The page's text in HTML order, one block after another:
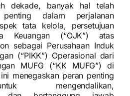
dekade, banyak hal telah
dalam perjalanan
tata kelola, persetujuan
Keuangan (“OJK”) atas
sebagai Perusahaan Induk
(“PIKK”) Operasional dari
MUFG (“KK MUFG”) di
menegaskan peran penting
mengendalikan,